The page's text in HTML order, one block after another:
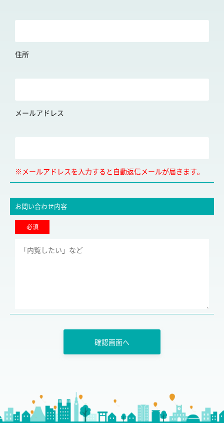
住所
メールアドレス
※メールアドレスを入力すると自動返信メールが届きます。
お問い合わせ内容
必須